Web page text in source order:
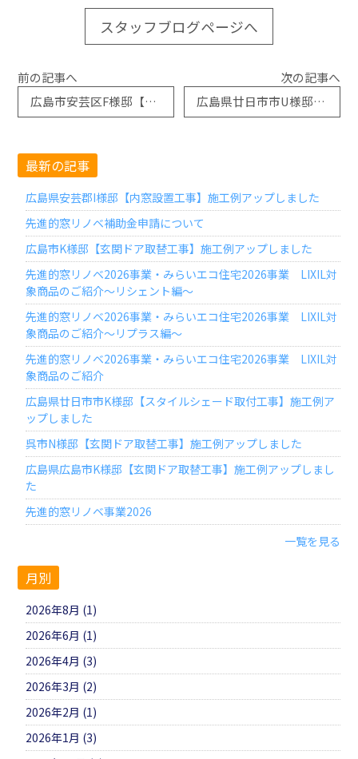
スタッフブログページへ
前の記事へ
広島市安芸区F様邸【玄関引戸取替工事】施工例アップしました
次の記事へ
広島県廿日市市U様邸【玄関ドア取替工事】施工例アップしました
最新の記事
広島県安芸郡I様邸【内窓設置工事】施工例アップしました
先進的窓リノベ補助金申請について
広島市K様邸【玄関ドア取替工事】施工例アップしました
先進的窓リノベ2026事業・みらいエコ住宅2026事業 LIXIL対
象商品のご紹介～リシェント編～
先進的窓リノベ2026事業・みらいエコ住宅2026事業 LIXIL対
象商品のご紹介～リプラス編～
先進的窓リノベ2026事業・みらいエコ住宅2026事業 LIXIL対
象商品のご紹介
広島県廿日市市K様邸【スタイルシェード取付工事】施工例ア
ップしました
呉市N様邸【玄関ドア取替工事】施工例アップしました
広島県広島市K様邸【玄関ドア取替工事】施工例アップしまし
た
先進的窓リノベ事業2026
一覧を見る
月別
2026年8月 (1)
2026年6月 (1)
2026年4月 (3)
2026年3月 (2)
2026年2月 (1)
2026年1月 (3)